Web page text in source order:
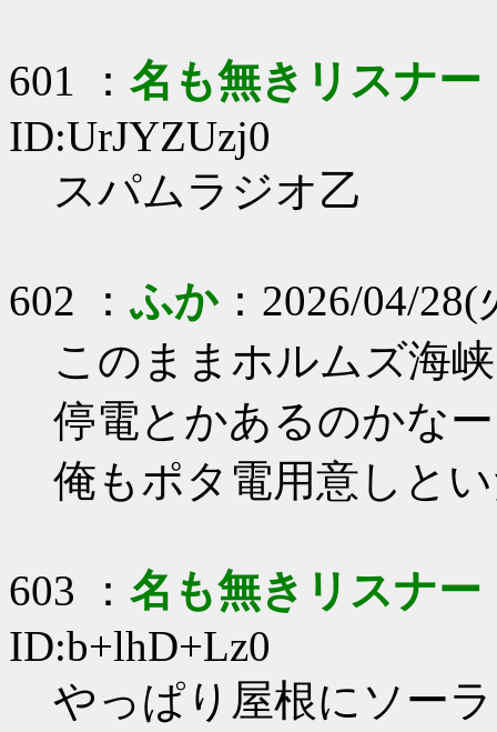
601 ： 名も無きリスナー
ID:UrJYZUzj0
スパムラジオ乙
602 ：ふか：2026/04/
このままホルムズ海
停電とかあるのかなー
俺もポタ電用意しと
603 ： 名も無きリスナー
ID:b+lhD+Lz0
やっぱり屋根にソー